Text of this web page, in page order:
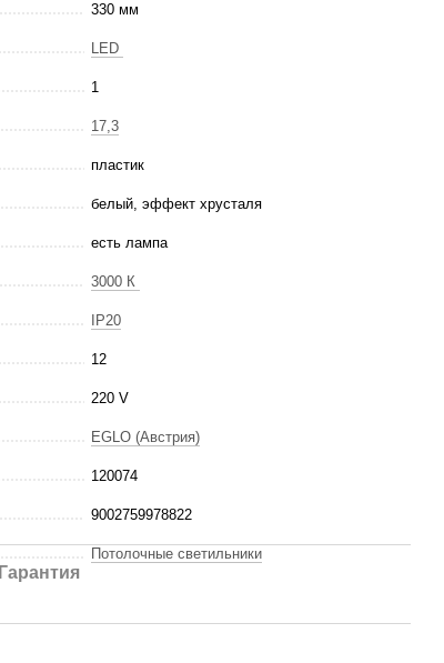
330 мм
LED
1
17,3
пластик
белый, эффект хрусталя
есть лампа
3000 К
IP20
12
220 V
EGLO (Австрия)
120074
9002759978822
Потолочные светильники
Гарантия